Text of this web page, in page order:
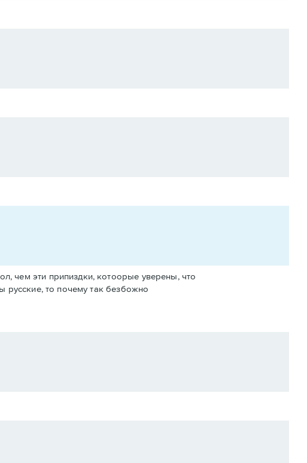
чем эти припиздки, котоорые уверены, что
то почему так безбожно